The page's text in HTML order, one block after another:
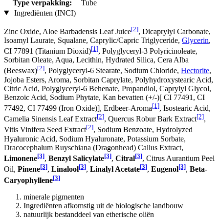
Type verpakking:
Tube
Ingrediënten (INCI)
Zinc Oxide, Aloe Barbadensis Leaf Juice[2], Dicaprylyl Carbonate,
Isoamyl Laurate, Squalane, Caprylic/Capric Triglyceride, Glycerin,
CI 77891 (Titanium Dioxid)[1], Polyglyceryl-3 Polyricinoleate,
Sorbitan Oleate, Aqua, Lecithin, Hydrated Silica, Cera Alba
(Beeswax)[2], Polyglyceryl-6 Stearate, Sodium Chloride, Hectorite,
Jojoba Esters, Aroma, Sorbitan Caprylate, Polyhydroxystearic Acid,
Citric Acid, Polyglyceryl-6 Behenate, Propandiol, Caprylyl Glycol,
Benzoic Acid, Sodium Phytate, Kan bevatten (+/-)[ CI 77491, CI
77492, CI 77499 (Iron Oxide)], Erdbeer-Aroma[1], Isostearic Acid,
Camelia Sinensis Leaf Extract[2], Quercus Robur Bark Extract[2],
Vitis Vinifera Seed Extract[2], Sodium Benzoate, Hydrolyzed
Hyaluronic Acid, Sodium Hyaluronate, Potassium Sorbate,
Dracocephalum Ruyschiana (Dragonhead) Callus Extract,
Limonene[3], Benzyl Salicylate[3], Citral[3], Citrus Aurantium Peel
Oil, Pinene[3], Linalool[3], Linalyl Acetate[3], Eugenol[3], Beta-
Caryophyllene[3]
minerale pigmenten
Ingrediënten afkomstig uit de biologische landbouw
natuurlijk bestanddeel van etherische oliën